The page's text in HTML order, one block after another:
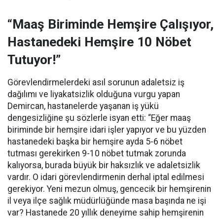
“Maaş Biriminde Hemşire Çalışıyor,
Hastanedeki Hemşire 10 Nöbet
Tutuyor!”
Görevlendirmelerdeki asıl sorunun adaletsiz iş
dağılımı ve liyakatsizlik olduğuna vurgu yapan
Demircan, hastanelerde yaşanan iş yükü
dengesizliğine şu sözlerle isyan etti: “Eğer maaş
biriminde bir hemşire idari işler yapıyor ve bu yüzden
hastanedeki başka bir hemşire ayda 5-6 nöbet
tutması gerekirken 9-10 nöbet tutmak zorunda
kalıyorsa, burada büyük bir haksızlık ve adaletsizlik
vardır. O idari görevlendirmenin derhal iptal edilmesi
gerekiyor. Yeni mezun olmuş, gencecik bir hemşirenin
il veya ilçe sağlık müdürlüğünde masa başında ne işi
var? Hastanede 20 yıllık deneyime sahip hemşirenin